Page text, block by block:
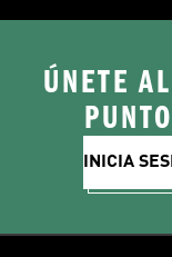
ÚNETE
INICIA